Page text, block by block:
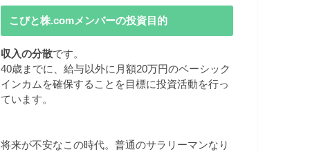
こびと株.comメンバーの投資目的
収入の分散です。
40歳までに、給与以外に月額20万円のベーシック
インカムを確保することを目標に投資活動を行っ
ています。
将来が不安なこの時代。普通のサラリーマンなり